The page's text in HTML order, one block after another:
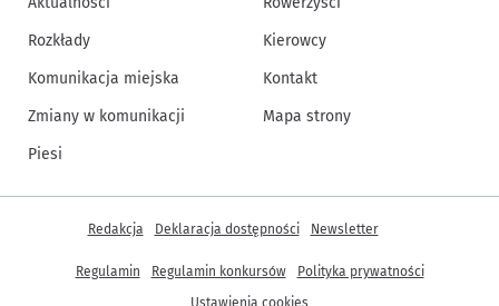
Rozkłady
Komunikacja miejska
Zmiany w komunikacji
Piesi
Kierowcy
Kontakt
Mapa strony
Inne informacje
Redakcja Deklaracja dostępności Newsletter
Regulamin Regulamin konkursów
Polityka prywatności
Ustawienia cookies